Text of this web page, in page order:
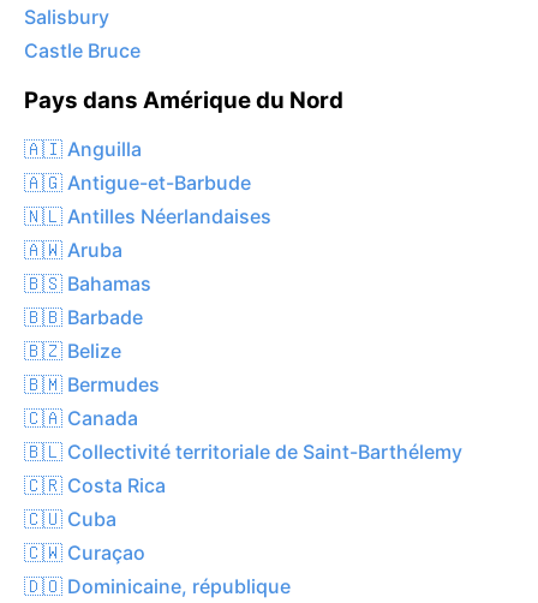
Salisbury
Castle Bruce
Pays dans Amérique du Nord
🇦🇮 Anguilla
🇦🇬 Antigue-et-Barbude
🇳🇱 Antilles Néerlandaises
🇦🇼 Aruba
🇧🇸 Bahamas
🇧🇧 Barbade
🇧🇿 Belize
🇧🇲 Bermudes
🇨🇦 Canada
🇧🇱 Collectivité territoriale de Saint-Barthélemy
🇨🇷 Costa Rica
🇨🇺 Cuba
🇨🇼 Curaçao
🇩🇴 Dominicaine, république